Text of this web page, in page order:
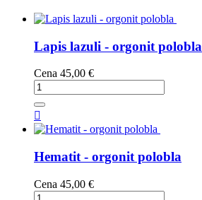
Lapis lazuli - orgonit polobla
Cena 45,00 €

Hematit - orgonit polobla
Cena 45,00 €